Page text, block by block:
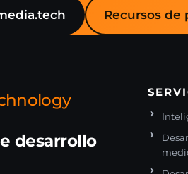
Recursos de
desarrollo